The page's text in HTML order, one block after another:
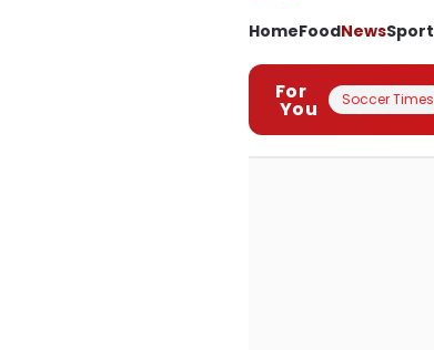
HomeFoodNewsSport
For
You Soccer Times